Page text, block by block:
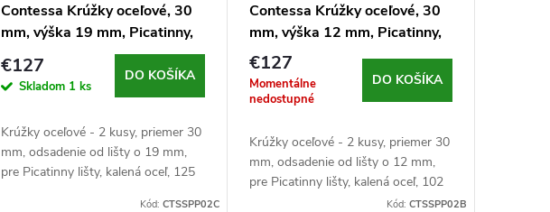
Contessa Krúžky oceľové, 30
mm, výška 19 mm, Picatinny,
čierne
€127
Skladom 1 ks
DO KOŠÍKA
Krúžky oceľové - 2 kusy, priemer 30
mm, odsadenie od lišty o 19 mm,
pre Picatinny lišty, kalená oceľ, 125
Kód: CTSSPP02C
Contessa Krúžky oceľové, 30
mm, výška 12 mm, Picatinny,
čierne
€127
Momentálne
nedostupné
DO KOŠÍKA
Krúžky oceľové - 2 kusy, priemer 30
mm, odsadenie od lišty o 12 mm,
pre Picatinny lišty, kalená oceľ, 102
Kód: CTSSPP02B